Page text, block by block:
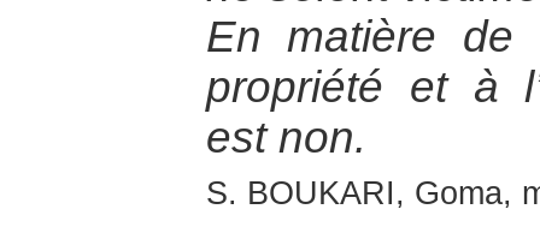
En matière
propriété et à
est non.
S. BOUKARI, Goma,